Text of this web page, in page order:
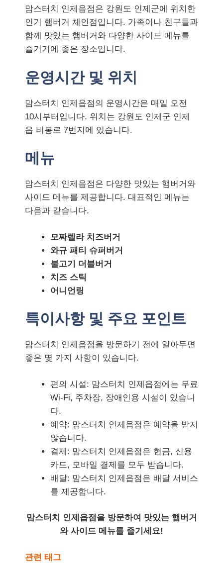
맘스터치 인제읍점은 강원도 인제군에 위치한
인기 햄버거 체인점입니다. 가족이나 친구들과
함께 맛있는 햄버거와 다양한 사이드 메뉴를
즐기기에 좋은 장소입니다.
운영시간 및 위치
맘스터치 인제읍점의 운영시간은 매일 오전
10시부터입니다. 위치는 강원도 인제군 인제
읍 비봉로 7번지에 있습니다.
메뉴
맘스터치 인제읍점은 다양한 맛있는 햄버거와
사이드 메뉴를 제공합니다. 대표적인 메뉴는
다음과 같습니다.
모짜렐라 치즈버거
와규 패티 슈퍼버거
불고기 더블버거
치즈 스틱
어니언링
특이사항 및 주요 포인트
맘스터치 인제읍점을 방문하기 전에 알아두면
좋은 몇 가지 사항이 있습니다.
편의 시설: 맘스터치 인제읍점에는 무료
Wi-Fi, 주차장, 장애인용 시설이 있습니
다.
예약: 맘스터치 인제읍점은 예약을 받지
않습니다.
결제: 맘스터치 인제읍점은 현금, 신용
카드, 모바일 결제를 모두 받습니다.
배달: 맘스터치 인제읍점은 배달 서비스
를 제공합니다.
맘스터치 인제읍점을 방문하여 맛있는 햄버거
와 사이드 메뉴를 즐기세요!
관련 태그